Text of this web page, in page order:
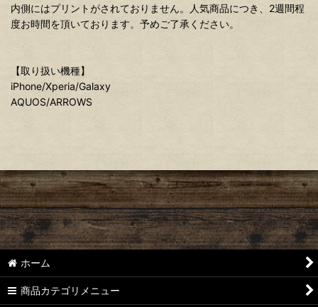
内側にはプリントがされておりません。人気商品につき、2週間程
度お時間を頂いております。予めご了承ください。
【取り扱い機種】
iPhone/Xperia/Galaxy
AQUOS/ARROWS
ホーム
商品カテゴリメニュー